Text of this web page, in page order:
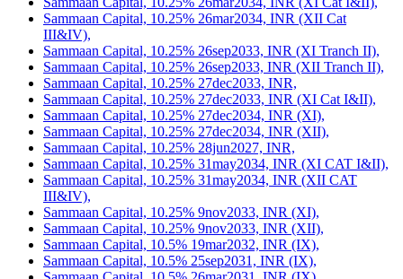
Sammaan Capital, 10.25% 26mar2034, INR (XII Cat
III&IV),
Sammaan Capital, 10.25% 26sep2033, INR (XI Tranch II),
Sammaan Capital, 10.25% 26sep2033, INR (XII Tranch II),
Sammaan Capital, 10.25% 27dec2033, INR,
Sammaan Capital, 10.25% 27dec2033, INR (XI Cat I&II),
Sammaan Capital, 10.25% 27dec2034, INR (XI),
Sammaan Capital, 10.25% 27dec2034, INR (XII),
Sammaan Capital, 10.25% 28jun2027, INR,
Sammaan Capital, 10.25% 31may2034, INR (XI CAT I&II),
Sammaan Capital, 10.25% 31may2034, INR (XII CAT
III&IV),
Sammaan Capital, 10.25% 9nov2033, INR (XI),
Sammaan Capital, 10.25% 9nov2033, INR (XII),
Sammaan Capital, 10.5% 19mar2032, INR (IX),
Sammaan Capital, 10.5% 25sep2031, INR (IX),